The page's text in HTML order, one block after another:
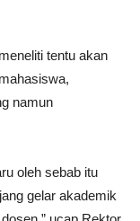
tentu akan
namun
oleh sebab itu
gelar akademik